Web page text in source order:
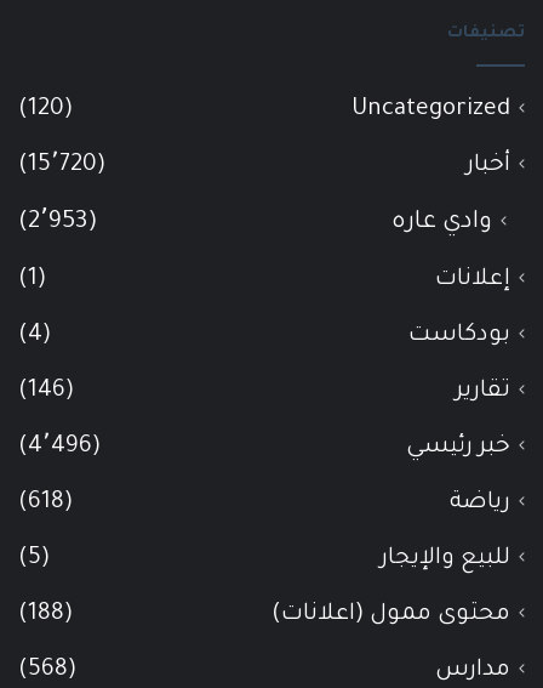
تصنيفات
Uncategorized
(120)
أخبار (15٬720)
وادي عاره (2٬953)
إعلانات (1)
بودكاست (4)
تقارير (146)
خبر رئيسي (4٬496)
رياضة (618)
للبيع والإيجار (5)
محتوى ممول (اعلانات) (188)
مدارس (568)